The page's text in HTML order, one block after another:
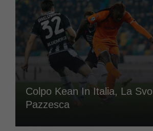
Colpo Kean In Italia, La
Pazzesca